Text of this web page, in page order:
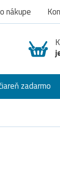
nákupe
zadarmo